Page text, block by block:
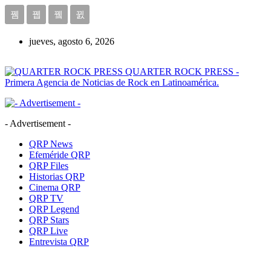
jueves, agosto 6, 2026
QUARTER ROCK PRESS -
Primera Agencia de Noticias de Rock en Latinoamérica.
- Advertisement -
QRP News
Efeméride QRP
QRP Files
Historias QRP
Cinema QRP
QRP TV
QRP Legend
QRP Stars
QRP Live
Entrevista QRP